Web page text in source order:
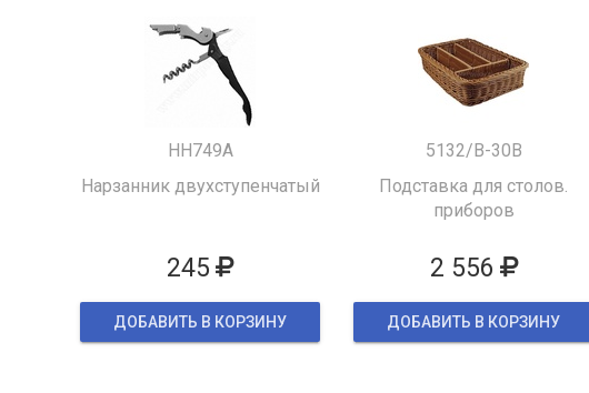
HH749A
Нарзанник двухступенчатый
245
ДОБАВИТЬ В КОРЗИНУ
5132/B-30B
Подставка для столов.
приборов
2 556
ДОБАВИТЬ В КОРЗИНУ